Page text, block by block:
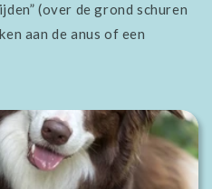
(over de grond schuren
aan de anus of een